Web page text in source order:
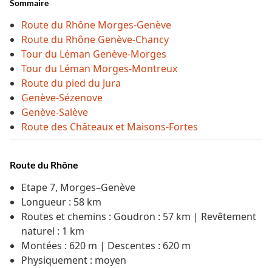
Sommaire
Route du Rhône Morges-Genève
Route du Rhône Genève-Chancy
Tour du Léman Genève-Morges
Tour du Léman Morges-Montreux
Route du pied du Jura
Genève-Sézenove
Genève-Salève
Route des Châteaux et Maisons-Fortes
Route du Rhône
Etape 7, Morges–Genève
Longueur : 58 km
Routes et chemins : Goudron : 57 km | Revêtement
naturel : 1 km
Montées : 620 m | Descentes : 620 m
Physiquement : moyen